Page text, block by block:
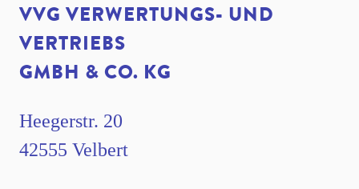
VVG VERWERTUNGS- UND
VERTRIEBS
GMBH & CO. KG
Heegerstr. 20
42555 Velbert